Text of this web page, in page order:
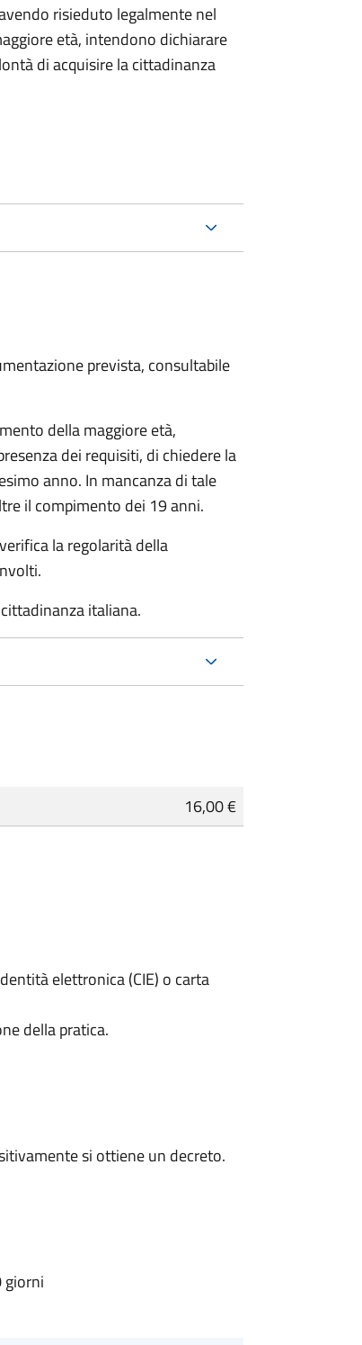
risieduto legalmente nel
età, intendono dichiarare
di acquisire la cittadinanza
prevista, consultabile
della maggiore età,
dei requisiti, di chiedere la
anno. In mancanza di tale
il compimento dei 19 anni.
la regolarità della
italiana.
16,00 €
elettronica (CIE) o carta
della pratica.
si ottiene un decreto.
giorni